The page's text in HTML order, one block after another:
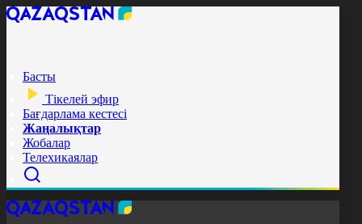
Басты
Тікелей эфир
Бағдарлама кестесі
Жаңалықтар
Жобалар
Телехикаялар